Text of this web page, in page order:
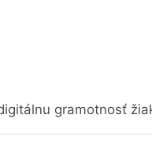
gramotnosť